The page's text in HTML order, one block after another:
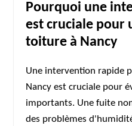
Pourquoi une
est cruciale pour
toiture à Nancy
Une intervention rapide
Nancy est cruciale pour
importants. Une fuite
des problèmes